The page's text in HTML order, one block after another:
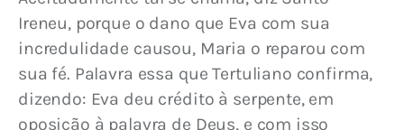
Ireneu, porque o dano que Eva com sua
incredulidade causou, Maria o reparou com
sua fé. Palavra essa que Tertuliano confirma,
dizendo: Eva deu crédito à serpente, em
oposição à palavra de Deus, e com isso